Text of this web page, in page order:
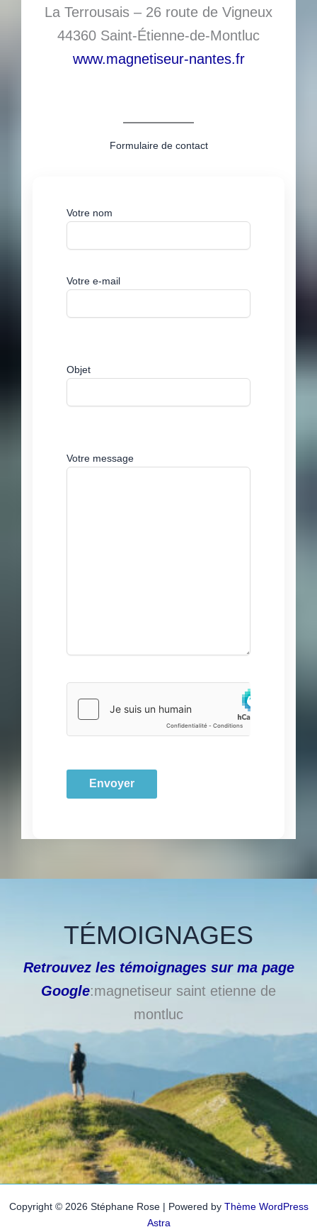
La Terrousais – 26 route de Vigneux
44360 Saint-Étienne-de-Montluc
www.magnetiseur-nantes.fr
Formulaire de contact
Votre nom
Votre e-mail
Objet
Votre message
TÉMOIGNAGES
Retrouvez les témoignages sur ma page
Google:magnetiseur saint etienne de
montluc
Copyright © 2026 Stéphane Rose | Powered by Thème WordPress
Astra